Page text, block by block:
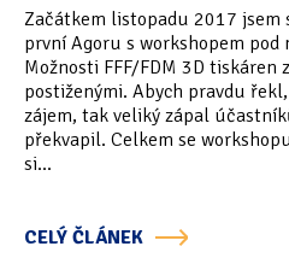
Začátkem listopadu 2017 jsem
první Agoru s workshopem pod
Možnosti FFF/FDM 3D tiskáren
postiženými. Abych pravdu
zájem, tak veliký zápal
překvapil. Celkem se
si...
CELÝ ČLÁNEK